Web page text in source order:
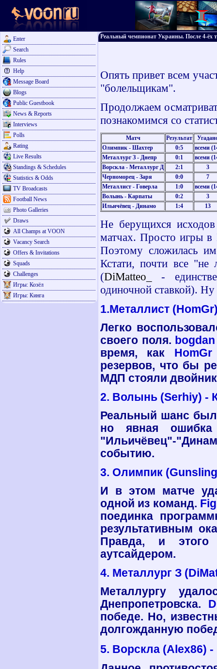
Enter
Search
Rules
Help
Message Board
Blogs
Public Guestbook
News & Reports
Interviews
Polls
Rating
Live Results
Standings & Schedules
Statistics & Odds
TV Broadcasts
Football News
Photo Galleries
Draws
All Champs at VOON
Vacancy Search
Offers & Invitations
Squads
Challenges
Игры: Козёл
Игры: Кинга
Реальный чемпионат Украины. После 4-ёх
Опять привет всем
"болельщикам".
Продолжаем
познакомимся со
Матч Результат
Олимпик - Шахтер
0:5
всеми
Металлург З - Днепр
0:1
всеми
Ворскла - Металлург Д
2:1
3
Черноморец - Заря
0:0
7
Металлист - Говерла
1:0
всеми
Волынь - Карпаты
0:2
3
Ильичёвец - Динамо
1:4 13
Не берущихся
матчах. Просто игры в
Поэтому сложилась
Кстати, почти все
(DiMatteo_-
одиночной ставкой).
1.Металлист (HomGr
Легко
своего поля. bogdan
время, как HomGr
резервов, что бы
МДП стояли
2. Волынь (Serhiy) -
Реальный шанс
но явная
"Ильичёвец"-
событию.
3. Олимпик (
И в этом матче
одной из команд.
поединка
результативным
Правда, и
аутсайдером.
4. Металлург З (
Металлургу
Днепропетровска.
победе. Но,
долгожданную
5. Ворскла (Alex86)